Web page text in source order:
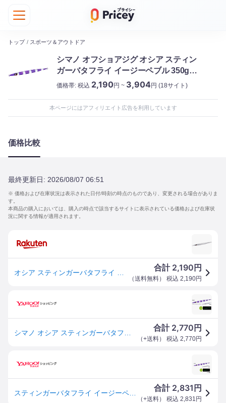
トップ / スポーツ＆アウトドア
シマノ オフショアジグ オシア スティン
ガーバタフライ イージーペブル 350g
JV-C35S 020 Sパープルシルバーゼブラ
価格帯: 税込 2,190円 ~ 3,904円 (18サイト)
本ページにはアフィリエイト広告を利用しています
価格比較
最終更新日: 2026/08/07 06:51
※ 価格および在庫状況は表示された日付/時刻の時点のものであり、変更される場合がありま
す。
本商品の購入においては、購入の時点で該当するサイトに表示されている価格および在庫状
況に関する情報が適用されます。
合計 2,190 円
（送料無料） 税込 2,190円
合計 2,770 円
（+送料） 税込 2,770円
合計 2,831 円
（+送料） 税込 2,831 円